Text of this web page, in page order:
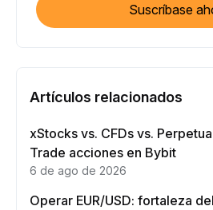
Suscríbase
Artículos relacionados
xStocks vs. CFDs vs.
Trade acciones en Bybit
6 de ago de 2026
Operar EUR/USD: fortaleza